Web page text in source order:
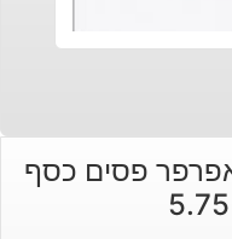
פסים כסף